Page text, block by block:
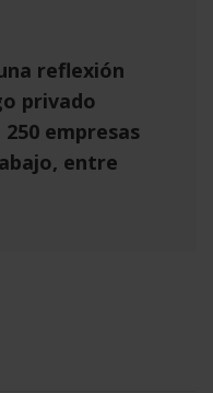
reflexión
privado
empresas
entre